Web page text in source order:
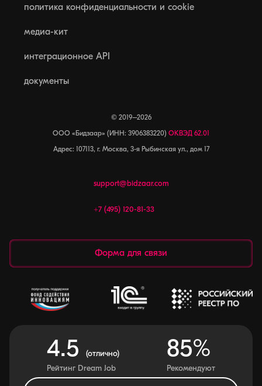
политика конфиденциальности и cookie
медиа-кит
интеграционное API
документы
© 2019–2026
ООО «Бидзаар» (ИНН: 3906383220) ОКВЭД 62.01
Адрес: 107113, г. Москва, 3-я Рыбинская ул., дом 17
support@bidzaar.com
+7 (495) 120-81-33
Форма для связи
4.5(отлично)
Рейтинг Dream Job
85%
Рекомендуют